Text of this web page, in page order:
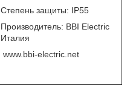
Степень защиты: IP55
Производитель: BBI Electric
Италия
www.bbi-electric.net